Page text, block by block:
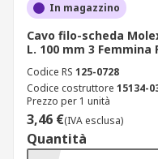
In magazzino
Cavo filo-scheda
L. 100 mm 3 Femmina
Codice RS 125-0728
Codice costruttore 15134-
Prezzo per 1 unità
3,46 €(IVA esclusa)
Quantità